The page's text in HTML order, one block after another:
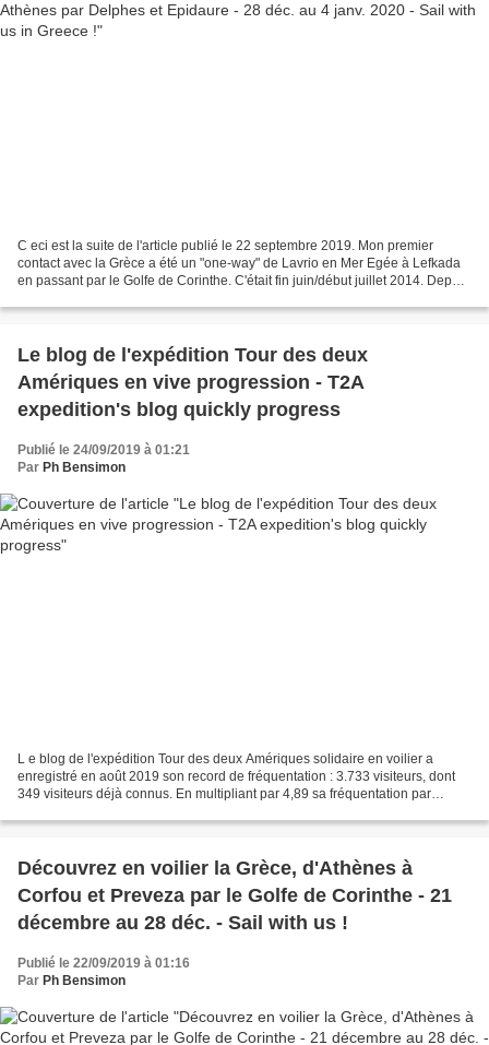
C eci est la suite de l'article publié le 22 septembre 2019. Mon premier
contact avec la Grèce a été un "one-way" de Lavrio en Mer Egée à Lefkada
en passant par le Golfe de Corinthe. C'était fin juin/début juillet 2014. Depuis
Le blog de l'expédition Tour des deux
Amériques en vive progression - T2A
expedition's blog quickly progress
Publié le 24/09/2019 à 01:21
Par Ph Bensimon
L e blog de l'expédition Tour des deux Amériques solidaire en voilier a
enregistré en août 2019 son record de fréquentation : 3.733 visiteurs, dont
349 visiteurs déjà connus. En multipliant par 4,89 sa fréquentation par
Découvrez en voilier la Grèce, d'Athènes à
Corfou et Preveza par le Golfe de Corinthe - 21
décembre au 28 déc. - Sail with us !
Publié le 22/09/2019 à 01:16
Par Ph Bensimon